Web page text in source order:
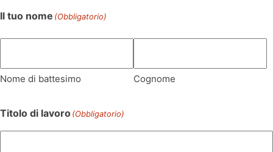
Il tuo nome (Obbligatorio)
Nome di battesimo Cognome
Titolo di lavoro(Obbligatorio)